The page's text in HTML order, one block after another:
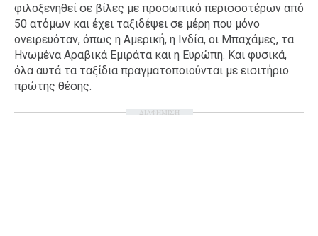
φιλοξενηθεί σε βίλες με προσωπικό περισσοτέρων από
50 ατόμων και έχει ταξιδέψει σε μέρη που μόνο
ονειρευόταν, όπως η Αμερική, η Ινδία, οι Μπαχάμες, τα
Ηνωμένα Αραβικά Εμιράτα και η Ευρώπη. Και φυσικά,
όλα αυτά τα ταξίδια πραγματοποιούνται με εισιτήριο
πρώτης θέσης.
ΔΙΑΦΗΜΙΣΗ